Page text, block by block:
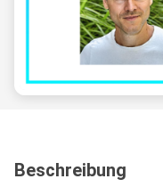
Beschreibung